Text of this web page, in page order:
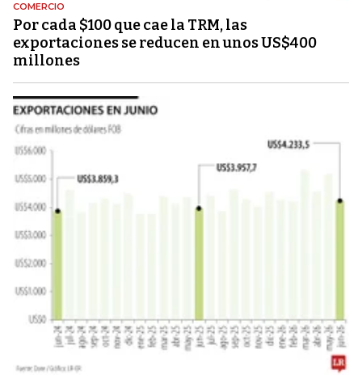
COMERCIO
Por cada $100 que cae la TRM, las
exportaciones se reducen en unos US$400
millones